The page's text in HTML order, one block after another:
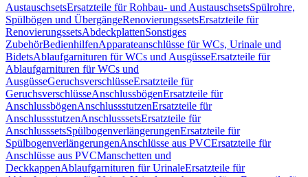
AustauschsetsErsatzteile für Rohbau- und AustauschsetsSpülrohre,
Spülbögen und ÜbergängeRenovierungssetsErsatzteile für
RenovierungssetsAbdeckplattenSonstiges
ZubehörBedienhilfenApparateanschlüsse für WCs, Urinale und
BidetsAblaufgarnituren für WCs und AusgüsseErsatzteile für
Ablaufgarnituren für WCs und
AusgüsseGeruchsverschlüsseErsatzteile für
GeruchsverschlüsseAnschlussbögenErsatzteile für
AnschlussbögenAnschlussstutzenErsatzteile für
AnschlussstutzenAnschlusssetsErsatzteile für
AnschlusssetsSpülbogenverlängerungenErsatzteile für
SpülbogenverlängerungenAnschlüsse aus PVCErsatzteile für
Anschlüsse aus PVCManschetten und
DeckkappenAblaufgarnituren für UrinaleErsatzteile für